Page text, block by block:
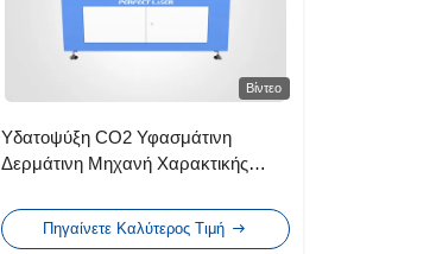
Βίντεο
Υδατοψύξη CO2 Υφασμάτινη
Δερμάτινη Μηχανή Χαρακτικής
Πηγαίνετε Καλύτερος Τιμή